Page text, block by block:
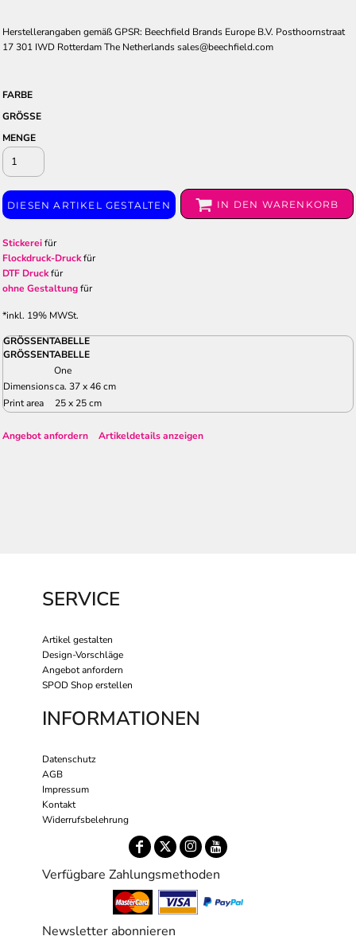
Herstellerangaben gemäß GPSR: Beechfield Brands Europe B.V. Posthoornstraat
17 301 IWD Rotterdam The Netherlands sales@beechfield.com
FARBE
GRÖSSE
MENGE
DIESEN ARTIKEL GESTALTEN IN DEN WARENKORB
Stickereifür
Flockdruck-Druckfür
DTF Druckfür
ohne Gestaltungfür
*inkl. 19% MWSt.
GRÖSSENTABELLE
GRÖSSENTABELLE
One
Dimensionsca. 37 x 46 cm
Print area
25 x 25 cm
Angebot anfordern Artikeldetails anzeigen
SERVICE
Artikel gestalten
Design-Vorschläge
Angebot anfordern
SPOD Shop erstellen
INFORMATIONEN
Datenschutz
AGB
Impressum
Kontakt
Widerrufsbelehrung
Verfügbare Zahlungsmethoden
Newsletter abonnieren